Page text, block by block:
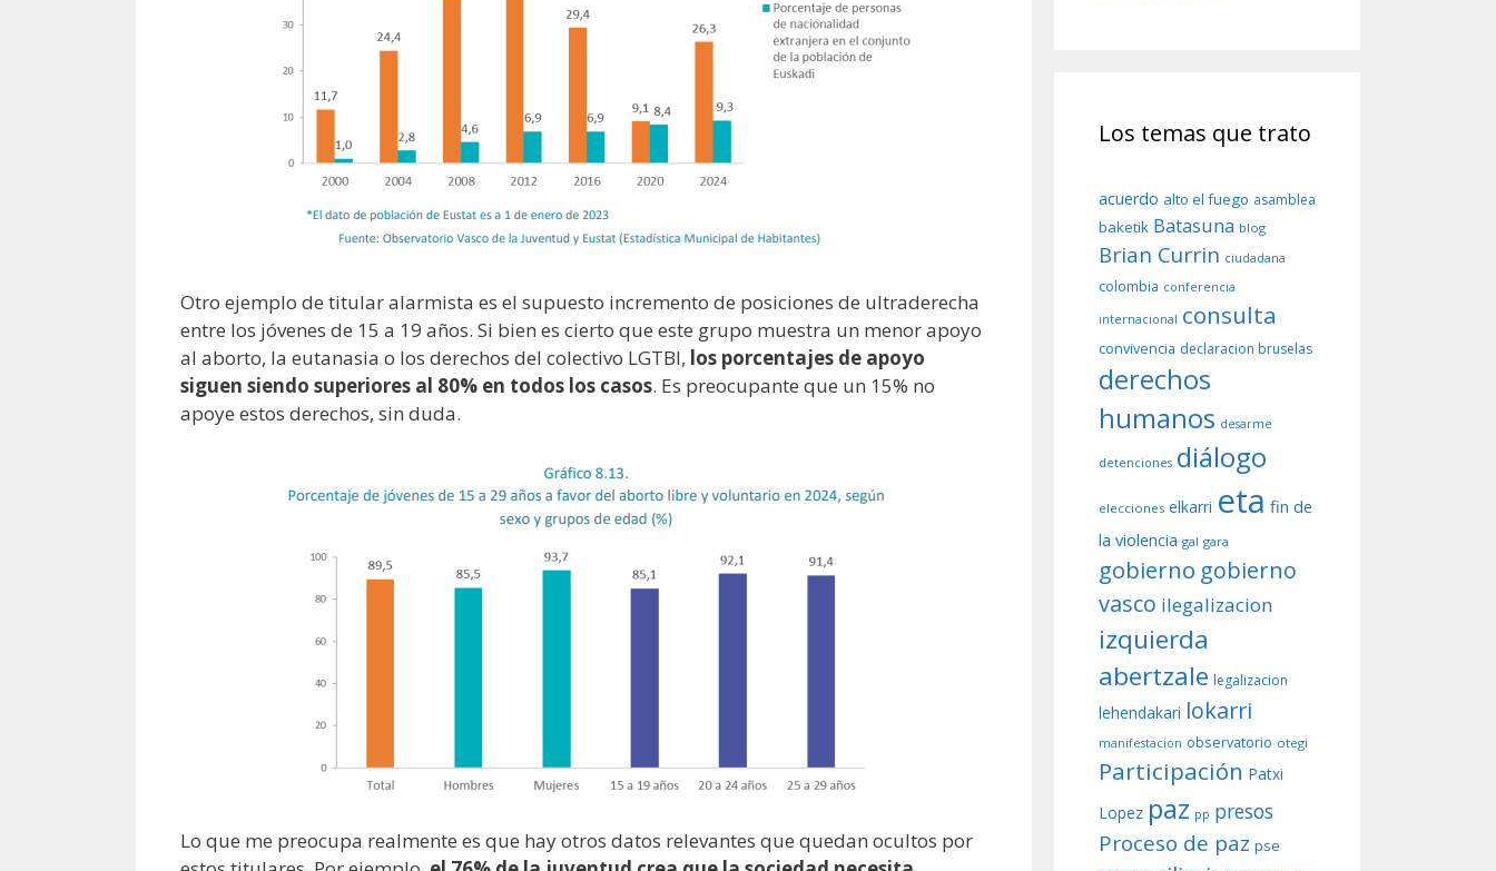
Otro ejemplo de titular alarmista es el supuesto incremento de posiciones de ultraderecha
entre los jóvenes de 15 a 19 años. Si bien es cierto que este grupo muestra un menor apoyo
al aborto, la eutanasia o los derechos del colectivo LGTBI, los porcentajes de apoyo
siguen siendo superiores al 80% en todos los casos. Es preocupante que un 15% no
apoye estos derechos, sin duda.
Lo que me preocupa realmente es que hay otros datos relevantes que quedan ocultos por
Los temas que trato
acuerdo alto el fuego asamblea
baketik Batasuna blog
Brian Currin ciudadana
colombia conferencia
internacional consulta
convivencia declaracion bruselas
derechos
humanos desarme
detenciones diálogo
elecciones elkarri eta fin de
la violencia gal gara
gobierno gobierno
vasco ilegalizacion
izquierda
abertzale legalizacion
lehendakari lokarri
manifestacion observatorio otegi
Participación Patxi
Lopez paz pp presos
Proceso de paz pse